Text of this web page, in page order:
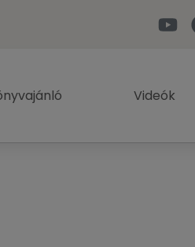
Videók